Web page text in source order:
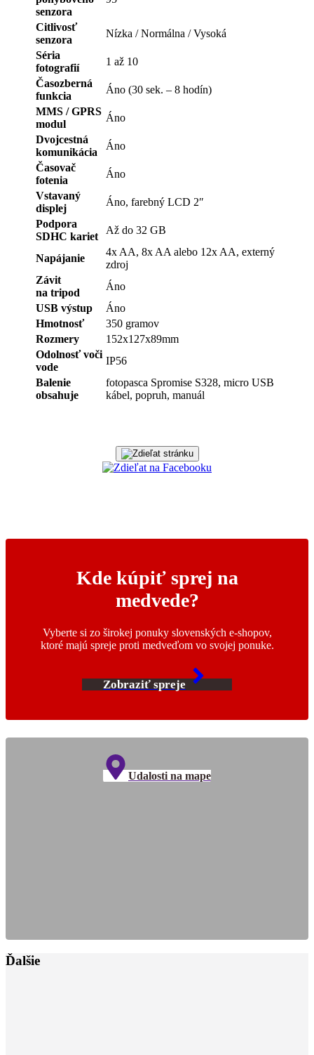
senzora
Citlivosť
senzora
Nízka / Normálna / Vysoká
Séria
fotografií
1 až 10
Časozberná
funkcia
Áno (30 sek. – 8 hodín)
MMS / GPRS
modul
Áno
Dvojcestná
komunikácia
Áno
Časovač
fotenia
Áno
Vstavaný
displej
Áno, farebný LCD 2″
Podpora
SDHC kariet
Až do 32 GB
Napájanie
4x AA, 8x AA alebo 12x AA, externý
zdroj
Závit
na tripod
Áno
USB výstup
Áno
Hmotnosť
350 gramov
Rozmery
152x127x89mm
Odolnosť voči
vode
IP56
Balenie
obsahuje
fotopasca Spromise S328, micro USB
kábel, popruh, manuál
Kde kúpiť sprej na
medvede?
Vyberte si zo širokej ponuky slovenských e-shopov,
ktoré majú spreje proti medveďom vo svojej ponuke.
Zobraziť spreje
Udalosti na mape
Ďalšie